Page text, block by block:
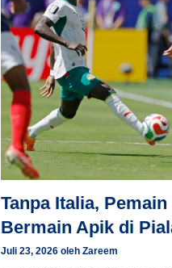
Tanpa Italia,
Bermain Apik di
Juli 23, 2026 oleh Zareem